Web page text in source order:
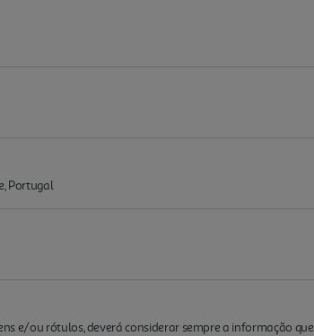
Portugal
e/ou rótulos, deverá considerar sempre a informação que